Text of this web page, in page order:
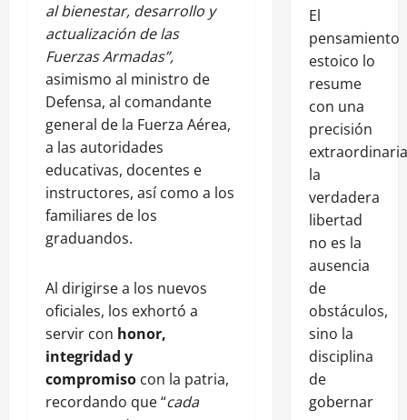
al bienestar, desarrollo y
actualización de las
Fuerzas Armadas”,
asimismo al ministro de
Defensa, al comandante
general de la Fuerza Aérea,
a las autoridades
educativas, docentes e
instructores, así como a los
familiares de los
graduandos.
Al dirigirse a los nuevos
oficiales, los exhortó a
servir con honor,
integridad y
compromiso con la patria,
recordando que “cada
El
pensamiento
estoico lo
resume
con una
precisión
la
verdadera
libertad
no es la
ausencia
de
obstáculos,
sino la
disciplina
de
gobernar